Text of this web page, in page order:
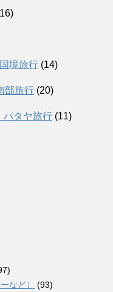
境旅行 (14)
部旅行 (20)
パタヤ旅行 (11)
など）
(93)